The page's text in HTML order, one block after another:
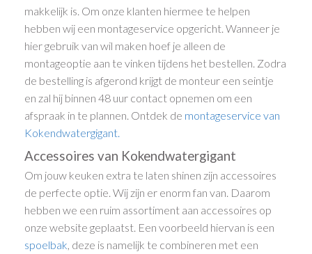
makkelijk is. Om onze klanten hiermee te helpen
hebben wij een montageservice opgericht. Wanneer je
hier gebruik van wil maken hoef je alleen de
montageoptie aan te vinken tijdens het bestellen. Zodra
de bestelling is afgerond krijgt de monteur een seintje
en zal hij binnen 48 uur contact opnemen om een
afspraak in te plannen. Ontdek de montageservice van
Kokendwatergigant.
Accessoires van Kokendwatergigant
Om jouw keuken extra te laten shinen zijn accessoires
de perfecte optie. Wij zijn er enorm fan van. Daarom
hebben we een ruim assortiment aan accessoires op
onze website geplaatst. Een voorbeeld hiervan is een
spoelbak, deze is namelijk te combineren met een